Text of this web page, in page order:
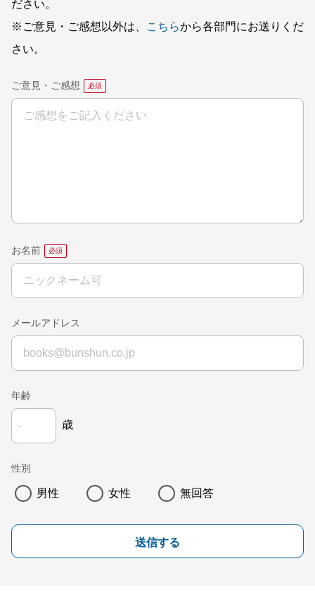
ださい。
※ご意見・ご感想以外は、
こちらから各部門にお送りくだ
さい。
ご意見・ご感想
お名前
メールアドレス
年齢
歳
性別
男性 女性 無回答
送信する